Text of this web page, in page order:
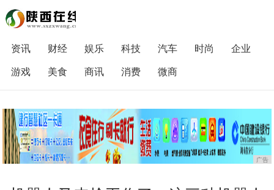
资讯 财经 娱乐 科技 汽车 时尚
企业
游戏
美食 商讯 消费 微商
广告